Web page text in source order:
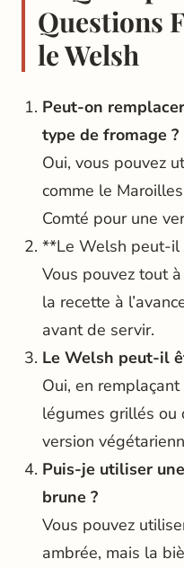
Questions
le Welsh
Peut-on
type de fromage ?
Oui, vous pouvez
comme le
Comté pour une
**Le Welsh peut-il
Vous pouvez tout
la recette à
avant de servir.
Le Welsh peut-il
Oui, en
légumes grillés ou
version
Puis-je utiliser
brune ?
Vous pouvez
ambrée, mais la